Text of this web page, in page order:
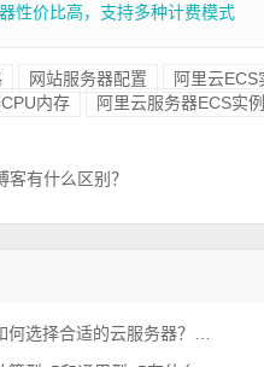
性价比高，支持多种计费模式
网站服务器配置 阿里云
内存 阿里云服务器ECS实
客有什么区别？